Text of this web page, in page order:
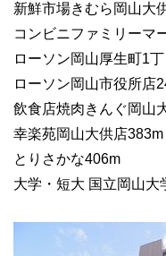
新鮮市場きむら岡山大
コンビニファミリーマ
ローソン岡山厚生町1
ローソン岡山市役所店
飲食店焼肉きんぐ岡山
幸楽苑岡山大供店383m
とりさかな406m
大学・短大 国立岡山大